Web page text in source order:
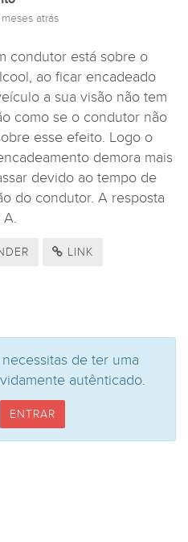
atrás
condutor está sobre o
ao ficar encadeado
a sua visão não tem
como se o condutor não
esse efeito. Logo o
demora mais
devido ao tempo de
do condutor. A resposta
A.
LINK
de ter uma
autênticado.
ENTRAR